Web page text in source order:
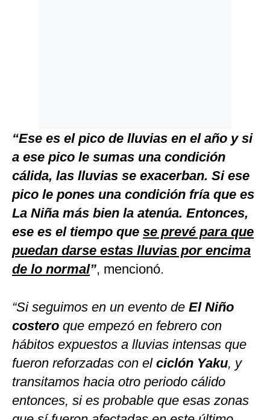
“Ese es el pico de lluvias en el año y si
a ese pico le sumas una condición
cálida, las lluvias se exacerban. Si ese
pico le pones una condición fría que es
La Niña más bien la atenúa. Entonces,
ese es el tiempo que se prevé para que
puedan darse estas lluvias por encima
de lo normal”, mencionó.
“Si seguimos en un evento de El Niño
costero que empezó en febrero con
hábitos expuestos a lluvias intensas que
fueron reforzadas con el ciclón Yaku, y
transitamos hacia otro periodo cálido
entonces, si es probable que esas zonas